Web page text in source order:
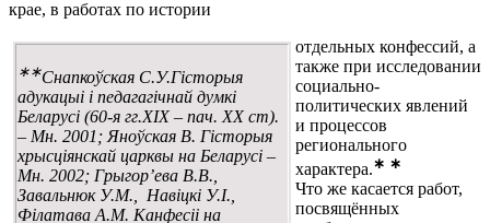
крае, в работах по истории
∗∗Снапкоўская С.У.Гісторыя
адукацыі і педагагічнай думкі
Беларусі (60-я гг.XIX – пач. XX ст).
– Мн. 2001; Яноўская В. Гісторыя
хрысціянскай царквы на Беларусі –
Мн. 2002; Грыгор’ева В.В.,
Завальнюк У.М., Навіцкі У.І.,
Філатава А.М. Канфесіі на
отдельных конфессий, а
также при исследовании
социально-
политических явлений
и процессов
регионального
характера.∗ ∗
Что же касается работ,
посвящённых